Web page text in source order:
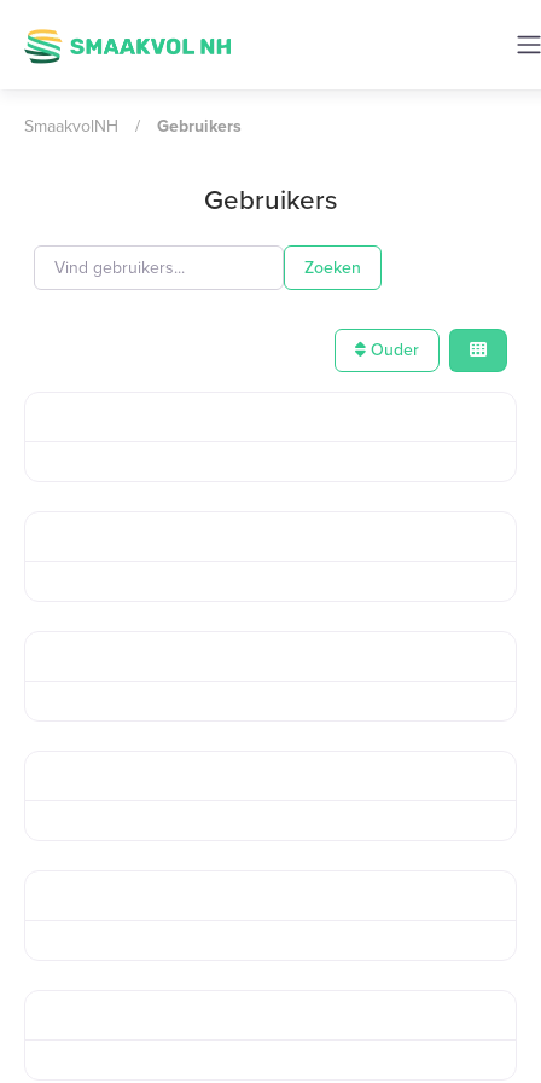
SmaakvolNH / Gebruikers
Gebruikers
Vind gebruikers...
Vind gebruikers... Zoeken
Ouder